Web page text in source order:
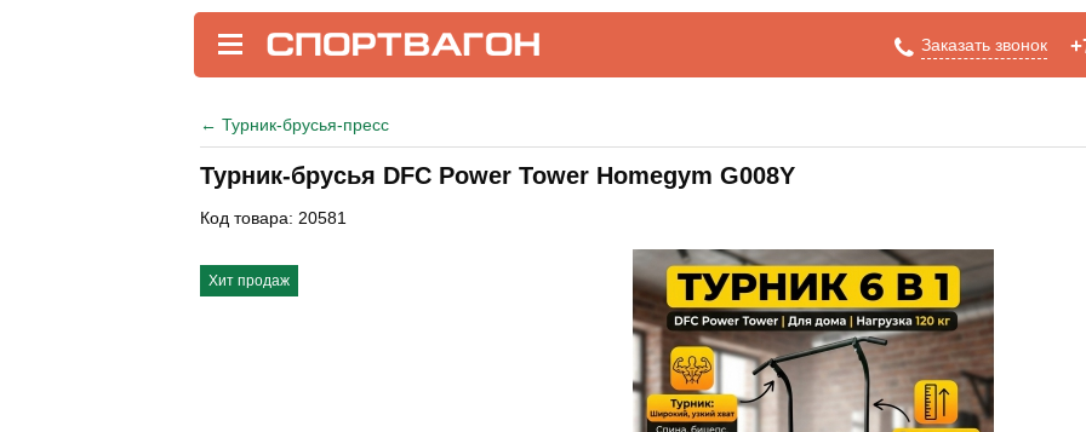
Заказать звонок
← Турник-брусья-пресс
Турник-брусья DFC Power Tower Homegym G008Y
Код товара: 20581
Хит продаж